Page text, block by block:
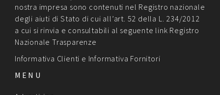
nostra impresa sono contenuti nel Registro nazionale
degli aiuti di Stato di cui all’art. 52 della L. 234/2012
a cui si rinvia e consultabili al seguente link Registro
Nazionale Trasparenze
Informativa Clienti e Informativa Fornitori
MENU